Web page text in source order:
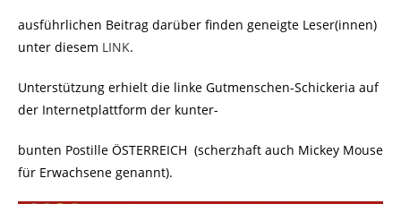
ausführlichen Beitrag darüber finden geneigte Leser(innen)
unter diesem LINK.
Unterstützung erhielt die linke Gutmenschen-Schickeria auf
der Internetplattform der kunter-
bunten Postille ÖSTERREICH (scherzhaft auch Mickey Mouse
für Erwachsene genannt).